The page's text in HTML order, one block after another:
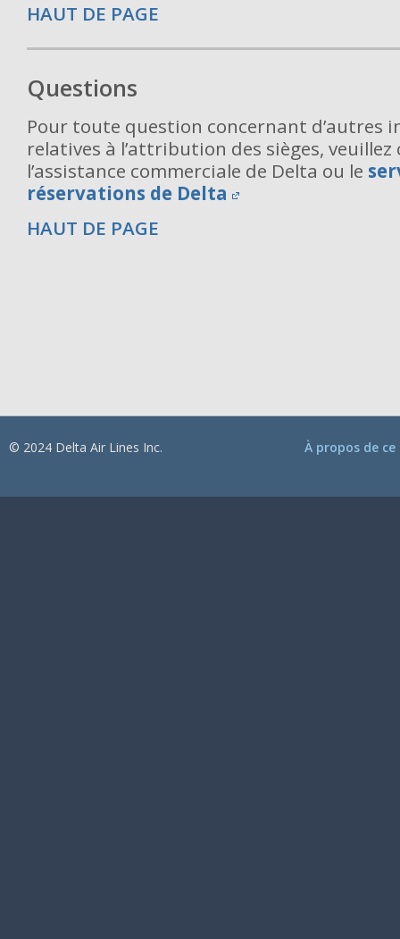
HAUT DE PAGE
Questions
Pour toute question concernant d’autres
relatives à l’attribution des sièges,
l’assistance commerciale de Delta ou le
réservations de Delta
HAUT DE PAGE
© 2024 Delta Air Lines Inc. À propos de